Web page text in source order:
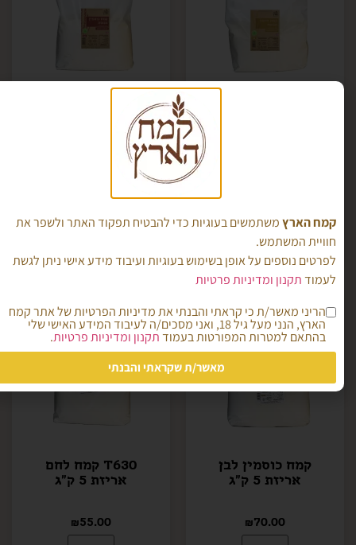
הוספה לסל
קמח כוסמין- נטחן
מהגרעין בשלמותו
אריזת 5 ק"ג
קמח כוסמין לבן
אריזת 5 ק"ג
₪70.00
T630 קמח לחם
אריזת 5 ק"ג
₪55.00
קמח הארץמשתמשים בעוגיות כדי להבטיח תפקוד האתר ולשפר את
חוויית המשתמש.
לפרטים נוספים על אופן בשימוש בעוגיות ועיבוד מידע אישי ניתן לגשת
לעמודתקנון ומדיניות פרטיות
הריני מאשר/ת כי קראתי והבנתי את מדיניות הפרטיות של אתר קמח
הארץ, הנני מעל גיל 18, ואני מסכים/ה לעיבוד המידע האישי שלי
בהתאם למטרות המפורטות בעמודתקנון ומדיניות פרטיות.
מאשר/ת שקראתי והבנתי